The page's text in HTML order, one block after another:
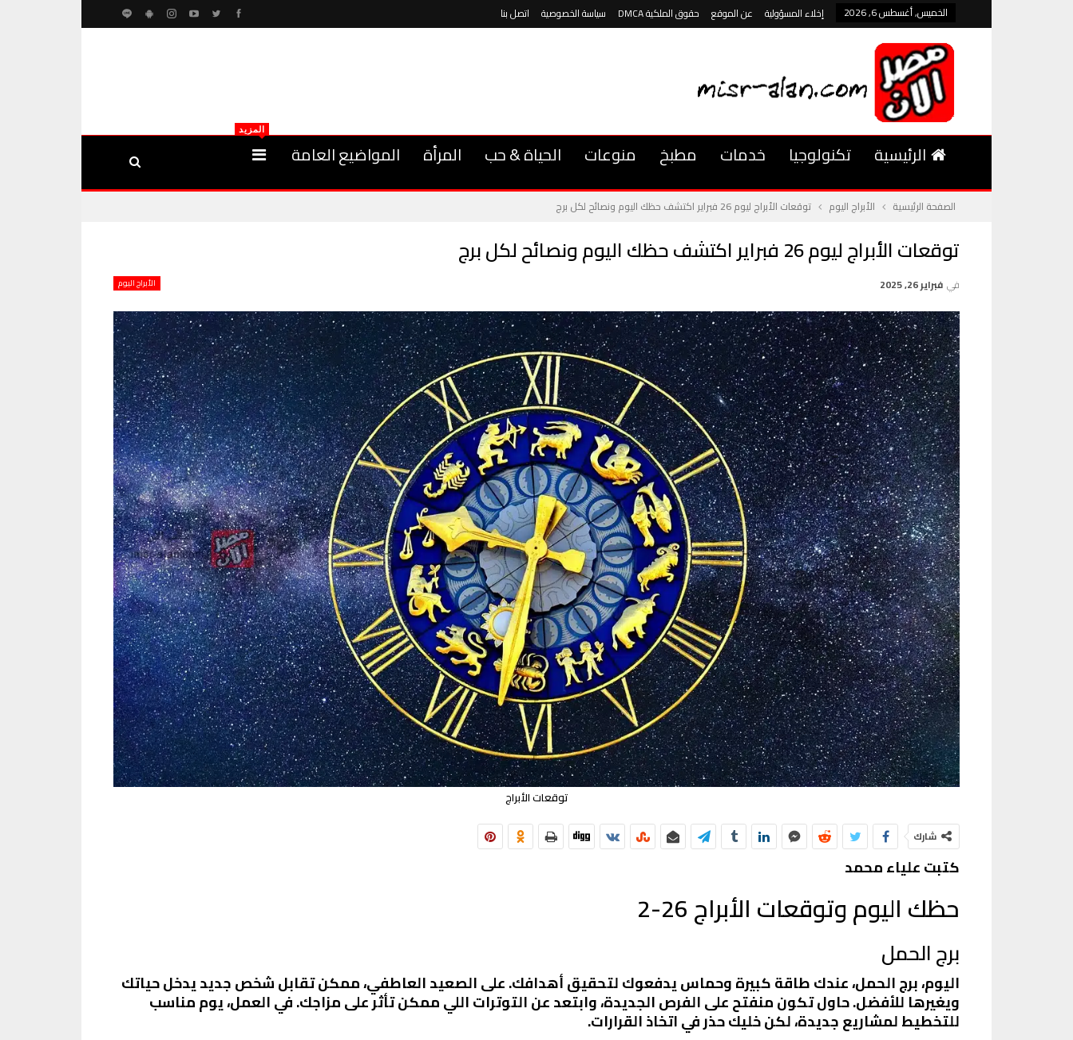
الخميس, أغسطس 6, 2026 إخلاء المسؤولية عن الموقع حقوق الملكية DMCA سياسة الخصوصية اتصل بنا
الرئيسية تكنولوجيا خدمات مطبخ منوعات الحياة & حب المرأة المواضيع العامة
المزيد
الصفحة الرئيسية الأبراج اليوم توقعات الأبراج ليوم 26 فبراير اكتشف حظك اليوم ونصائح لكل برج
توقعات الأبراج ليوم 26 فبراير اكتشف حظك اليوم ونصائح لكل برج
الأبراج اليوم في فبراير 26, 2025
توقعات الأبراج
شارك
كتبت علياء محمد
حظك اليوم وتوقعات الأبراج 26-2
برج الحمل
اليوم، برج الحمل، عندك طاقة كبيرة وحماس يدفعوك لتحقيق أهدافك. على الصعيد العاطفي، ممكن تقابل شخص جديد يدخل حياتك
ويغيرها للأفضل. حاول تكون منفتح على الفرص الجديدة، وابتعد عن التوترات اللي ممكن تأثر على مزاجك. في العمل، يوم مناسب
للتخطيط لمشاريع جديدة، لكن خليك حذر في اتخاذ القرارات.